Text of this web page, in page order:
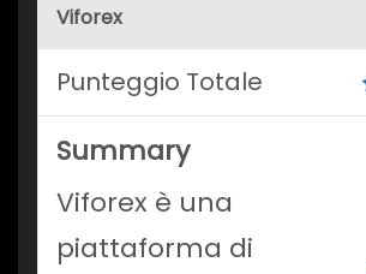
Viforex
Punteggio Totale
Summary
Viforex è una
piattaforma di